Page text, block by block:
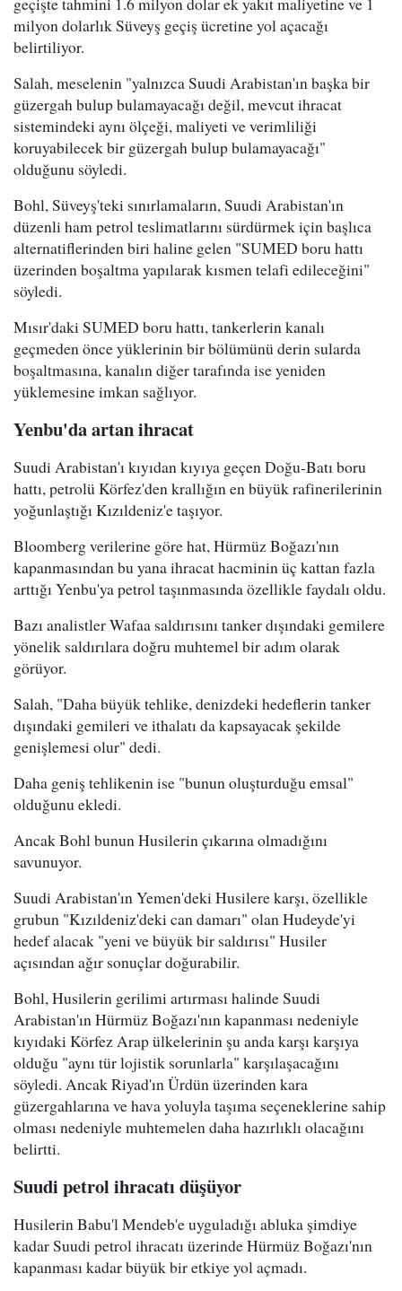
milyon dolarlık Süveyş geçiş ücretine yol açacağı
belirtiliyor.
Salah, meselenin "yalnızca Suudi Arabistan'ın başka bir
güzergah bulup bulamayacağı değil, mevcut ihracat
sistemindeki aynı ölçeği, maliyeti ve verimliliği
koruyabilecek bir güzergah bulup bulamayacağı"
olduğunu söyledi.
Bohl, Süveyş'teki sınırlamaların, Suudi Arabistan'ın
düzenli ham petrol teslimatlarını sürdürmek için başlıca
alternatiflerinden biri haline gelen "SUMED boru hattı
üzerinden boşaltma yapılarak kısmen telafi edileceğini"
söyledi.
Mısır'daki SUMED boru hattı, tankerlerin kanalı
geçmeden önce yüklerinin bir bölümünü derin sularda
boşaltmasına, kanalın diğer tarafında ise yeniden
yüklemesine imkan sağlıyor.
Yenbu'da artan ihracat
Suudi Arabistan'ı kıyıdan kıyıya geçen Doğu-Batı boru
hattı, petrolü Körfez'den krallığın en büyük rafinerilerinin
yoğunlaştığı Kızıldeniz'e taşıyor.
Bloomberg verilerine göre hat, Hürmüz Boğazı'nın
kapanmasından bu yana ihracat hacminin üç kattan fazla
arttığı Yenbu'ya petrol taşınmasında özellikle faydalı oldu.
Bazı analistler Wafaa saldırısını tanker dışındaki gemilere
yönelik saldırılara doğru muhtemel bir adım olarak
görüyor.
Salah, "Daha büyük tehlike, denizdeki hedeflerin tanker
dışındaki gemileri ve ithalatı da kapsayacak şekilde
genişlemesi olur" dedi.
Daha geniş tehlikenin ise "bunun oluşturduğu emsal"
olduğunu ekledi.
Ancak Bohl bunun Husilerin çıkarına olmadığını
savunuyor.
Suudi Arabistan'ın Yemen'deki Husilere karşı, özellikle
grubun "Kızıldeniz'deki can damarı" olan Hudeyde'yi
hedef alacak "yeni ve büyük bir saldırısı" Husiler
açısından ağır sonuçlar doğurabilir.
Bohl, Husilerin gerilimi artırması halinde Suudi
Arabistan'ın Hürmüz Boğazı'nın kapanması nedeniyle
kıyıdaki Körfez Arap ülkelerinin şu anda karşı karşıya
olduğu "aynı tür lojistik sorunlarla" karşılaşacağını
söyledi. Ancak Riyad'ın Ürdün üzerinden kara
güzergahlarına ve hava yoluyla taşıma seçeneklerine sahip
olması nedeniyle muhtemelen daha hazırlıklı olacağını
belirtti.
Suudi petrol ihracatı düşüyor
Husilerin Babu'l Mendeb'e uyguladığı abluka şimdiye
kadar Suudi petrol ihracatı üzerinde Hürmüz Boğazı'nın
kapanması kadar büyük bir etkiye yol açmadı.